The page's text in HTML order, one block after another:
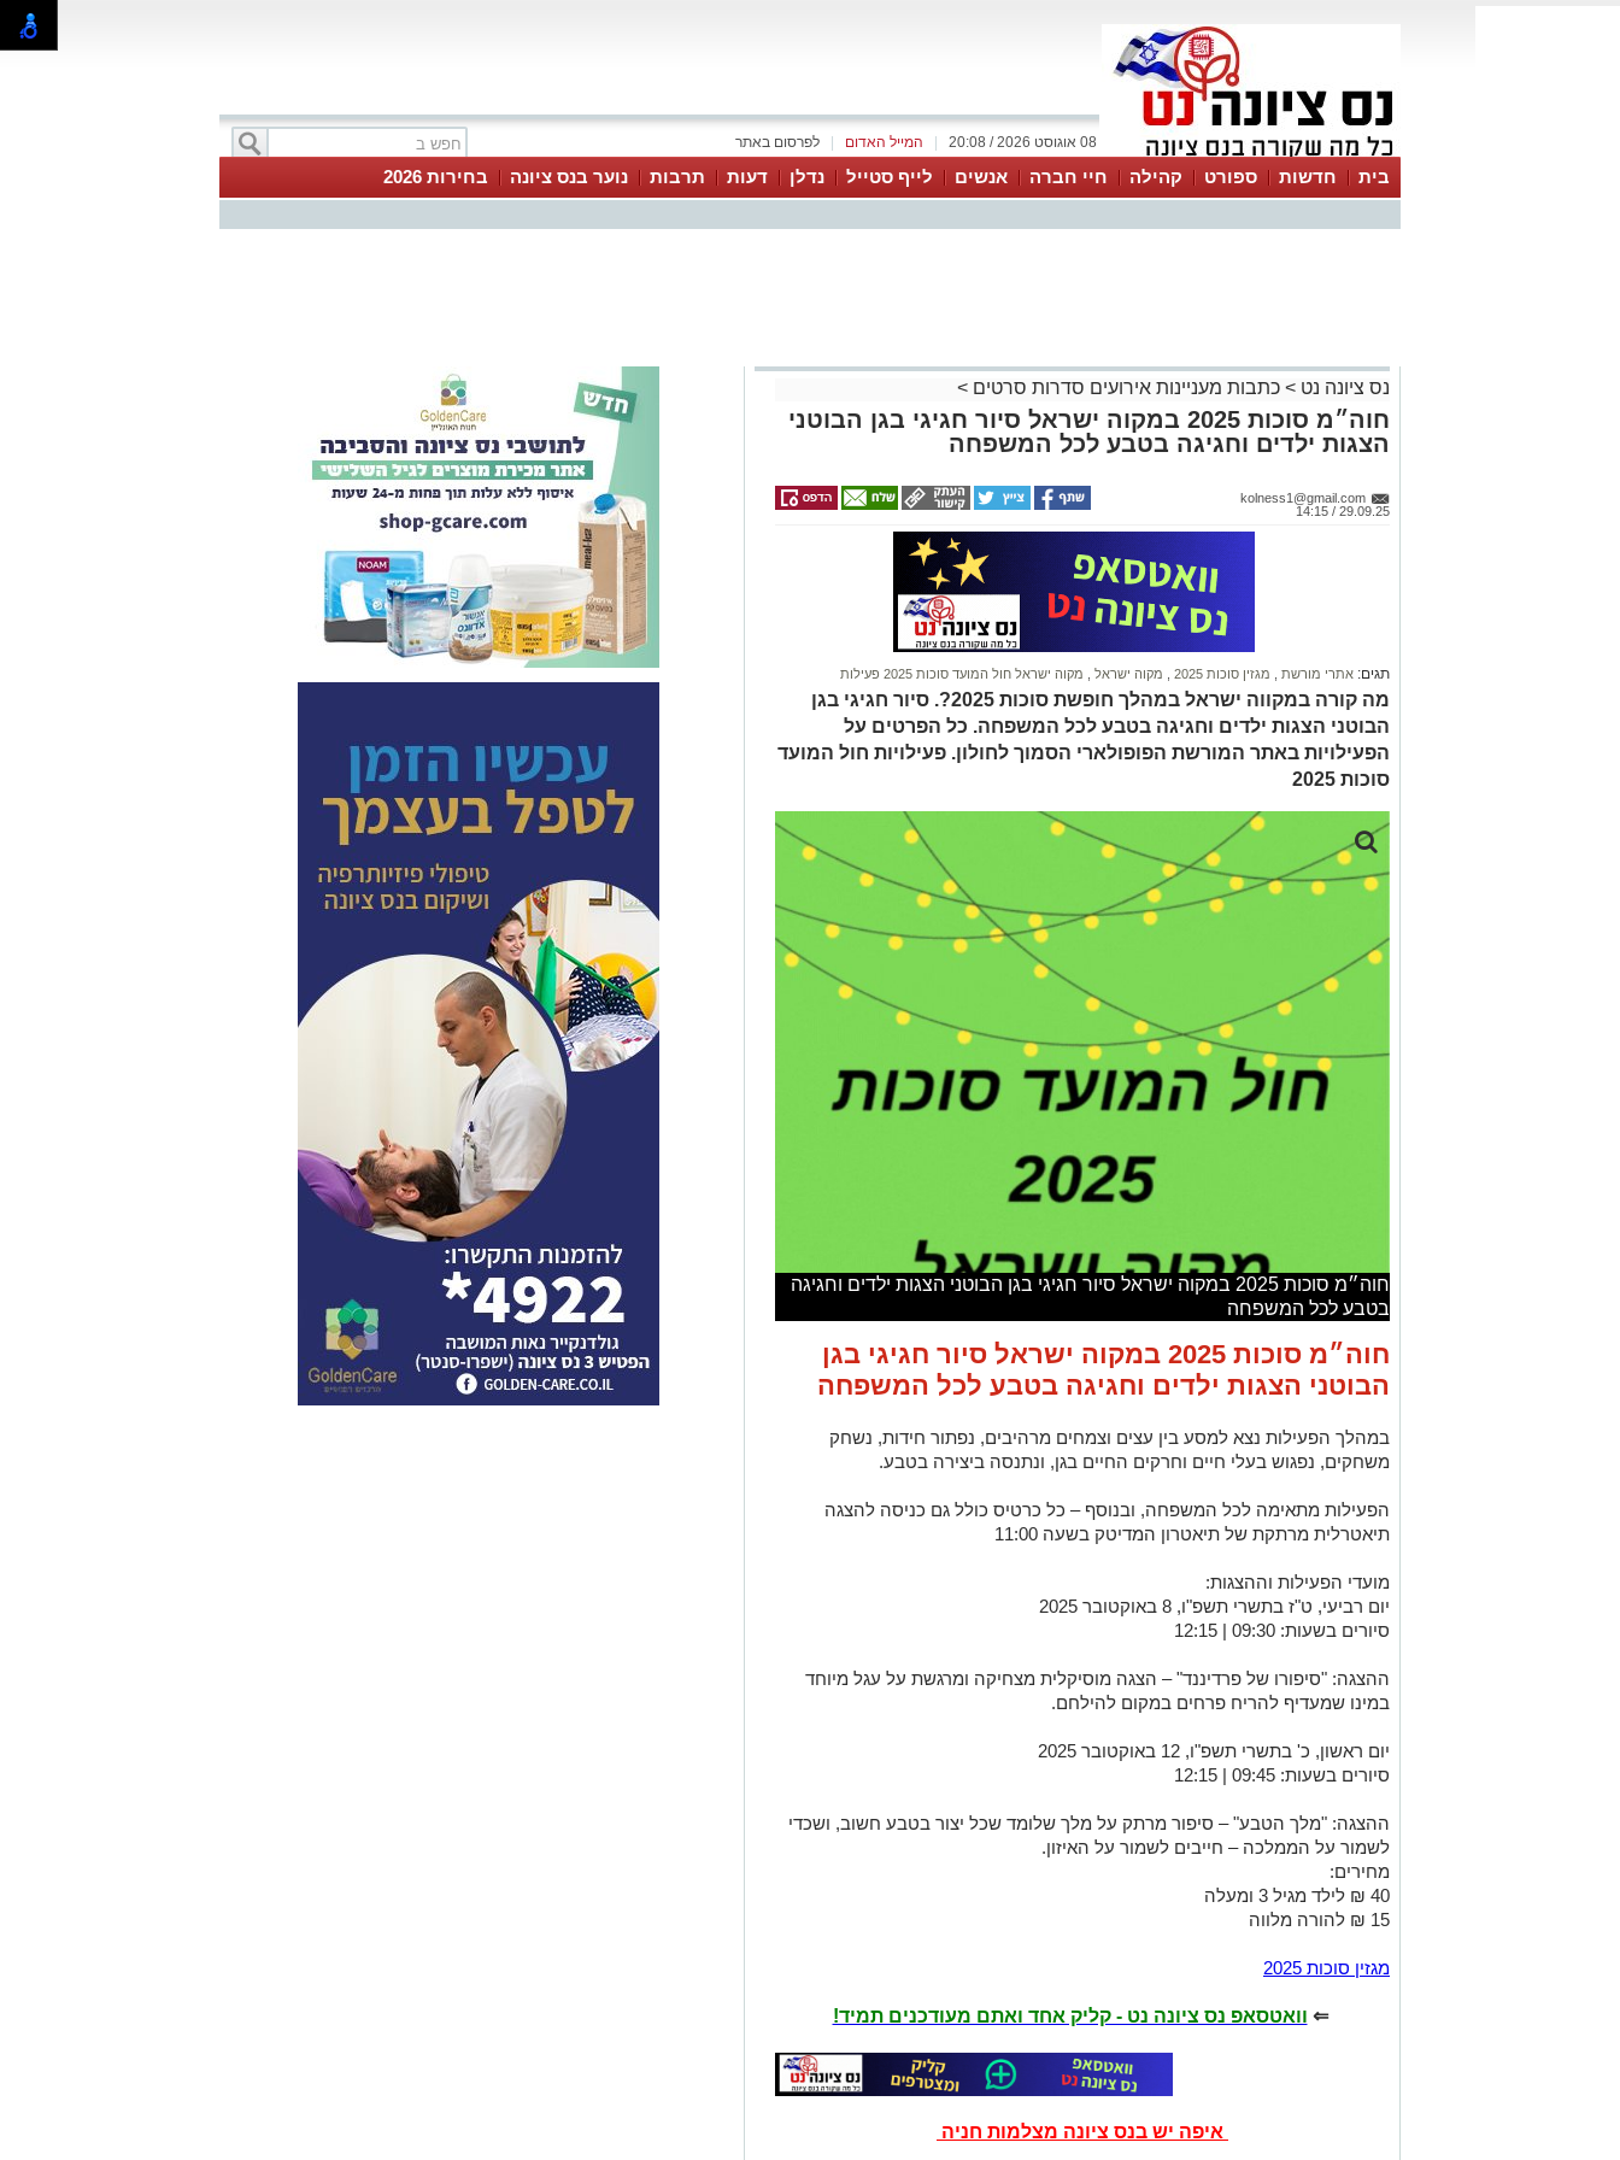
לפרסום באתר המייל האדום 08 אוגוסט 2026 / 20:08
בית חדשות ספורט קהילה חיי חברה אנשים לייף סטייל נדלן דעות תרבות נוער בנס ציונה בחירות 2026
נס ציונה נט > כתבות מעניינות אירועים סדרות סרטים >
חוה״מ סוכות 2025 במקוה ישראל סיור חגיגי בגן הבוטני
הצגות ילדים וחגיגה בטבע לכל המשפחה
kolness1@gmail.com
29.09.25 / 14:15
תגים: אתרי מורשת מגזין סוכות 2025 מקוה ישראל מקוה ישראל חול המועד סוכות 2025 פעילות
מה קורה במקווה ישראל במהלך חופשת סוכות 2025?. סיור חגיגי בגן
הבוטני הצגות ילדים וחגיגה בטבע לכל המשפחה. כל הפרטים על
הפעילויות באתר המורשת הפופולארי הסמוך לחולון. פעילויות חול המועד
סוכות 2025
חוה״מ סוכות 2025 במקוה ישראל סיור חגיגי בגן הבוטני הצגות ילדים וחגיגה
בטבע לכל המשפחה
חוה״מ סוכות 2025 במקוה ישראל סיור חגיגי בגן
הבוטני הצגות ילדים וחגיגה בטבע לכל המשפחה
במהלך הפעילות נצא למסע בין עצים וצמחים מרהיבים, נפתור חידות, נשחק
משחקים, נפגוש בעלי חיים וחרקים החיים בגן, ונתנסה ביצירה בטבע.
הפעילות מתאימה לכל המשפחה, ובנוסף – כל כרטיס כולל גם כניסה להצגה
תיאטרלית מרתקת של תיאטרון המדיטק בשעה 11:00
מועדי הפעילות וההצגות:
יום רביעי, ט"ז בתשרי תשפ"ו, 8 באוקטובר 2025
סיורים בשעות: 09:30 | 12:15
ההצגה: "סיפורו של פרדיננד" – הצגה מוסיקלית מצחיקה ומרגשת על עגל מיוחד
במינו שמעדיף להריח פרחים במקום להילחם.
יום ראשון, כ' בתשרי תשפ"ו, 12 באוקטובר 2025
סיורים בשעות: 09:45 | 12:15
ההצגה: "מלך הטבע" – סיפור מרתק על מלך שלומד שכל יצור בטבע חשוב, ושכדי
לשמור על הממלכה – חייבים לשמור על האיזון.
מחירים:
40 ₪ לילד מגיל 3 ומעלה
15 ₪ להורה מלווה
מגזין סוכות 2025
⇐ וואטסאפ נס ציונה נט - קליק אחד ואתם מעודכנים תמיד!
איפה יש בנס ציונה מצלמות חניה